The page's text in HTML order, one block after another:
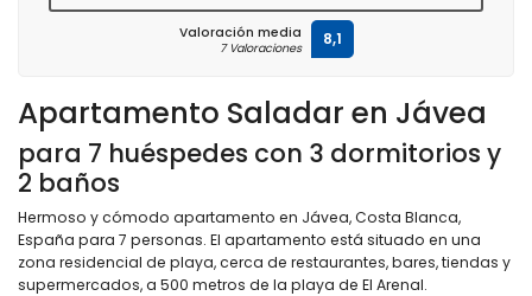
Apartamento Saladar en Jávea
para 7 huéspedes con 3 dormitorios y
2 baños
Hermoso y cómodo apartamento en Jávea, Costa Blanca,
España para 7 personas. El apartamento está situado en una
zona residencial de playa, cerca de restaurantes, bares, tiendas y
supermercados, a 500 metros de la playa de El Arenal.
Valoración media
7 Valoraciones 8,1